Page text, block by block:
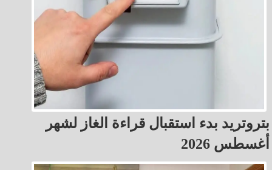
بتروتريد بدء استقبال قراءة الغاز لشهر
أغسطس 2026